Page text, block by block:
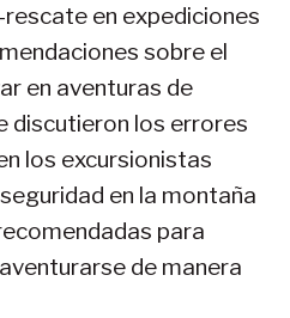
en expediciones
sobre el
en aventuras de
discutieron los errores
los excursionistas
en la montaña
para
de manera